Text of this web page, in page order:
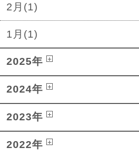
2月(1)
1月(1)
2025年
2024年
2023年
2022年